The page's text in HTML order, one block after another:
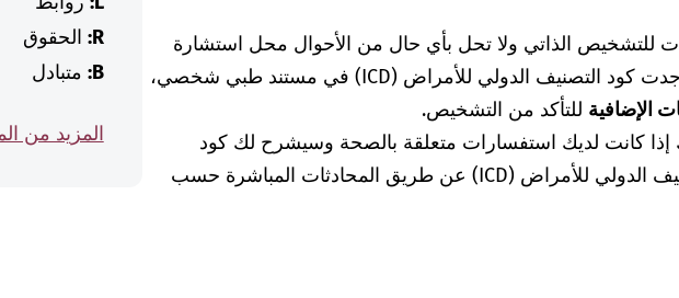
للتشخيص الذاتي ولا تحل بأي حال من الأحوال محل استشارة
الطبيبة أو الطبيب. إذا وجدت كود التصنيف الدولي للأمراض (ICD) في مستند طبي شخصي،
الإضافية للتأكد من التشخيص.
إذا كانت لديك استفسارات متعلقة بالصحة وسيشرح لك كود
التشخيص الخاص بالتصنيف الدولي للأمراض (ICD) عن طريق المحادثات المباشرة حسب
R: الحقوق
B: متبادل
المزيد من